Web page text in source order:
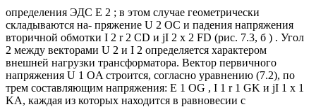
определения ЭДС E 2 ; в этом случае геометрически
складываются на- пряжение U 2 OС и падения напряжения
вторичной обмотки I 2 r 2 CD и jI 2 x 2 FD (рис. 7.3, б ) . Угол
2 между векторами U 2 и I 2 определяется характером
внешней нагрузки трансформатора. Вектор первичного
напряжения U 1 OA строится, согласно уравнению (7.2), по
трем составляющим напряжения: E 1 OG , I 1 r 1 GK и jI 1 x 1
KA, каждая из которых находится в равновесии с